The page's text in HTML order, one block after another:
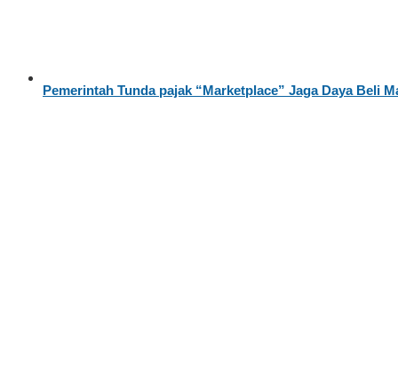
Pemerintah Tunda pajak “Marketplace” Jaga Daya Beli